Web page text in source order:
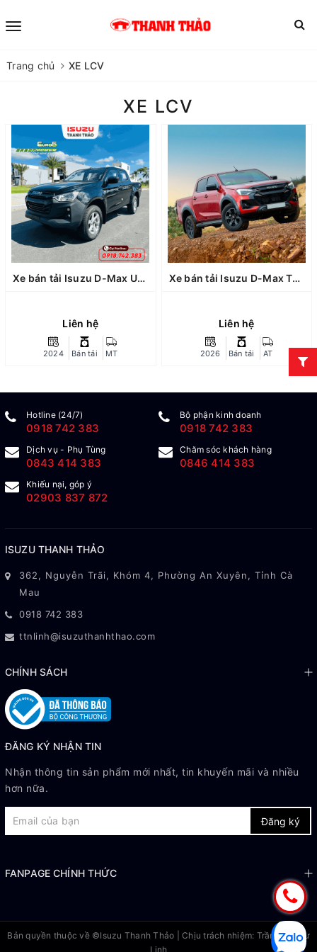
Trang chủ XE LCV
XE LCV
Xe bán tải Isuzu D-Max UTZ MT 4x4
Liên hệ
2024 Bán tải MT
Xe bán tải Isuzu D-Max Type Z AT 4x4
Liên hệ
2026 Bán tải AT
Hotline (24/7)
0918 742 383
Bộ phận kinh doanh
0918 742 383
Dịch vụ - Phụ Tùng
0843 414 383
Chăm sóc khách hàng
0846 414 383
Khiếu nại, góp ý
02903 837 872
ISUZU THANH THẢO
362, Nguyễn Trãi, Khóm 4, Phường An Xuyên, Tỉnh Cà
Mau
0918 742 383
ttnlinh@isuzuthanhthao.com
CHÍNH SÁCH
ĐĂNG KÝ NHẬN TIN
Nhận thông tin sản phẩm mới nhất, tin khuyến mãi và nhiều
hơn nữa.
Đăng ký
FANPAGE CHÍNH THỨC
Bản quyền thuộc về ©Isuzu Thanh Thảo | Chịu trách nhiệm: Trần Thị Như
Linh